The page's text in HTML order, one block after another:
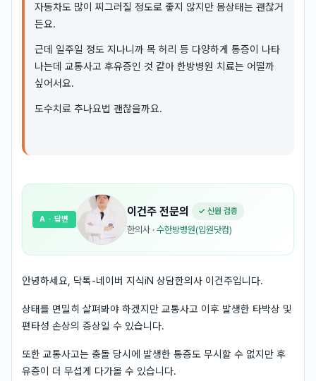
자동차도 많이 찌그러질 정도로 좋지 않지만 몸상태는 괜찮거
든요.
근데 일주일 정도 지나니까 목 허리 등 다양하게 통증이 나타
나는데 교통사고 후유증인 것 같아 한방병원 치료는 어떨까
싶어서요.
도수치료 추나요법 괜찮을까요.
이건주 전문의 ✓ 신원 검증
한의사 · 수한방병원(입원닷컴)
A · 답변
안녕하세요, 닥톡-네이버 지식iN 상담한의사 이건주입니다.
상태를 면밀히 살펴봐야 하겠지만 교통사고 이후 발생한 타박상 및
편타성 손상의 증상일 수 있습니다.
또한 교통사고는 충돌 당시에 발생한 통증도 무시할 수 없지만 후
유증이 더 무섭게 다가올 수 있습니다.